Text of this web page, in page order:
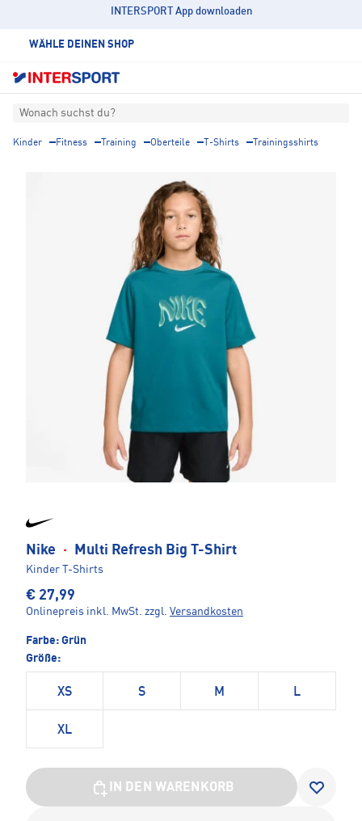
INTERSPORT App downloaden
WÄHLE DEINEN SHOP
Wonach suchst du?
Kinder Fitness Training Oberteile T-Shirts Trainingsshirts
Nike · Multi Refresh Big T-Shirt
Kinder T-Shirts
€ 27,99
Onlinepreis inkl. MwSt. zzgl. Versandkosten
Farbe: Grün
Größe:
XS S M L
XL
IN DEN WARENKORB